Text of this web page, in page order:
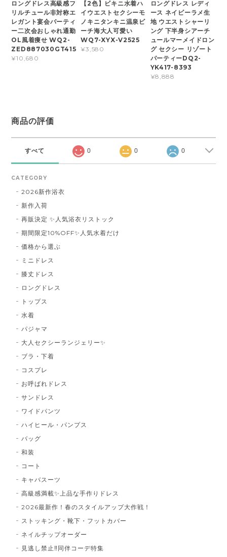
ロングドレス高級感フ
リルチュール非対称エ
レガント宴会パーティ
ー二次会おしゃれ通勤
OL風着痩せ WQ2-
ZED887030GT415
¥10,680
【2色】ビキニ水着ハ
イウエストセクシーモ
ノキニタンキニ温泉ビ
ーチ海大人可愛い
WQ7-XYX-V2525
¥3,580
ロングドレス レディ
ース ネイビーラメ生
地 ウエストシャーリ
ング 下半身シアーチ
ュールマーメイドロン
グ セクシー リゾート
パーティーDQ2-
YK417-8393
¥8,888
商品の評価
すべて 0 0 0
CATEGORY
2026新作浴衣
新作入荷
再販決定 ✨人気浴衣リストック
期間限定10%OFF✨人気水着だけ
価格から選ぶ
ミニドレス
膝丈ドレス
ロングドレス
トップス
水着
パジャマ
大人セクシーランジェリー✨
ブラ・下着
コスプレ
お呼ばれドレス
サンドレス
ワイドパンツ
ハイヒール・パンプス
バッグ
和装
コート
キャバスーツ
高級感満載✨上品な手作りドレス
2026最新作！春のスタイルアップ大作戦！
ストッキング・靴下・フットカバー
ネイルチップオーダー
見逃し禁止‼同伴コーデ特集